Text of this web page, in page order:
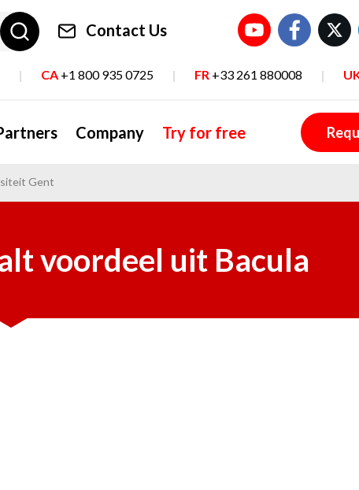
Company Try for free
| CA +1 800 935 0725 | FR +33 261 880008 |
Contact Us
Gent
voordeel uit Bacula